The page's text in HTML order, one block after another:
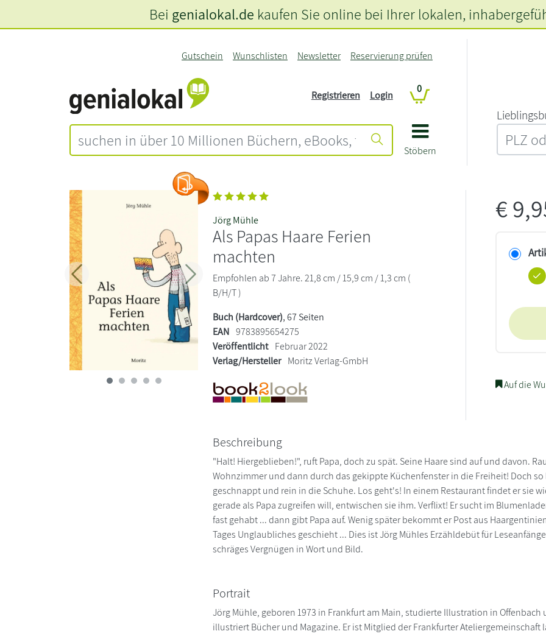
Stöbern
Gutschein Wunschlisten Newsletter Reservierung prüfen
Registrieren Login
0
Bei genialokal.de kaufen Sie online bei Ihrer lokalen,
Zurück Weiter
Jörg Mühle
Als Papas Haare Ferien
machten
Empfohlen ab 7 Jahre. 21,8 cm / 15,9 cm / 1,3 cm (
B/H/T )
Buch (Hardcover), 67 Seiten
EAN 9783895654275
Veröffentlicht Februar 2022
Verlag/Hersteller Moritz Verlag-GmbH
€
Auf die
Beschreibung
"Halt! Hiergeblieben!", ruft Papa, doch zu spät. Seine Haare sind auf und davon.
Wohnzimmer und dann durch das gekippte Küchenfenster in die Freiheit! Doch
geschnappt und rein in die Schuhe. Los geht's! In einem Restaurant findet er sie
gerade als Papa zugreifen will, entwischen sie ihm. Verflixt! Er sucht im
fast gehabt ... dann gibt Papa auf. Wenig später bekommt er Post aus
Tages Unglaubliches geschieht ... Dies ist Jörg Mühles Erzähldebüt für
schräges Vergnügen in Wort und Bild.
Portrait
Jörg Mühle, geboren 1973 in Frankfurt am Main, studierte Illustration in Offenbach
illustriert Bücher und Magazine. Er ist Mitglied der Frankfurter